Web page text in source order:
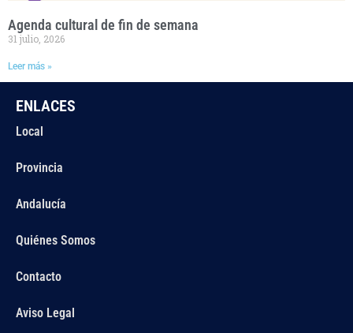
Agenda cultural de fin de semana
31 julio, 2026
Leer más »
ENLACES
Local
Provincia
Andalucía
Quiénes Somos
Contacto
Aviso Legal